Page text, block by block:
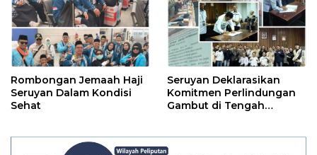
Rombongan Jemaah Haji
Seruyan Dalam Kondisi
Sehat
Seruyan Deklarasikan
Komitmen Perlindungan
Gambut di Tengah